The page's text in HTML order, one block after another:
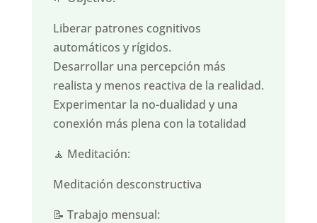
Liberar patrones cognitivos
automáticos y rígidos.
Desarrollar una percepción más
realista y menos reactiva de la realidad.
Experimentar la no-dualidad y una
conexión más plena con la totalidad
🧘 Meditación:
Meditación desconstructiva
📝 Trabajo mensual: